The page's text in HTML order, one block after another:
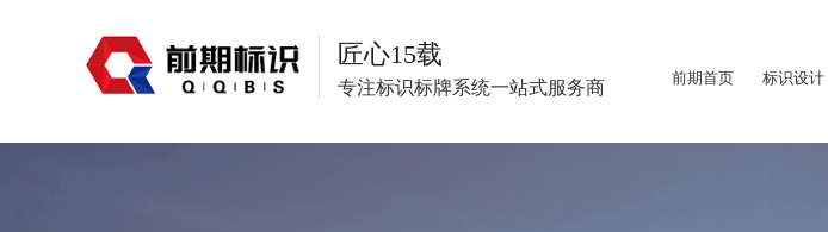
匠心15载
专注标识标牌系统一站式服务商 前期首页 标识设计